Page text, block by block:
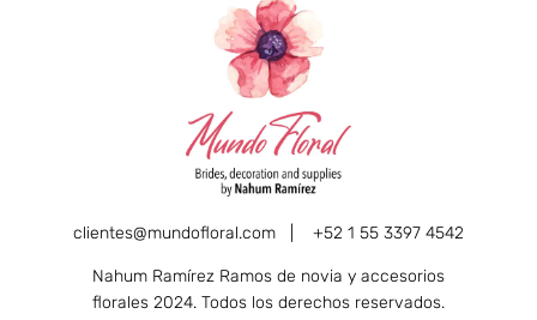
clientes@mundofloral.com | +52 1 55 3397 4542
Nahum Ramírez Ramos de novia y accesorios
florales 2024. Todos los derechos reservados.